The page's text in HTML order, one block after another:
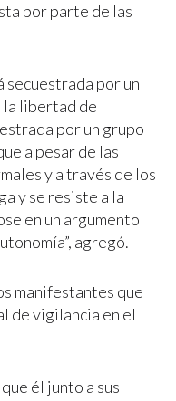
por parte de las
secuestrada por un
libertad de
por un grupo
a pesar de las
y a través de los
y se resiste a la
en un argumento
agregó.
manifestantes que
de vigilancia en el
él junto a sus